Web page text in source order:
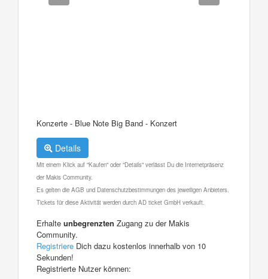
Konzerte - Blue Note Big Band - Konzert
Details
Mit einem Klick auf "Kaufen" oder "Details" verlässt Du die Internetpräsenz
der Makis Community.
Es gelten die AGB und Datenschutzbestimmungen des jeweiligen Anbieters.
Tickets für diese Aktivität werden durch AD ticket GmbH verkauft.
Erhalte unbegrenzten Zugang zu der Makis
Community.
Registriere Dich dazu kostenlos innerhalb von 10
Sekunden!
Registrierte Nutzer können: